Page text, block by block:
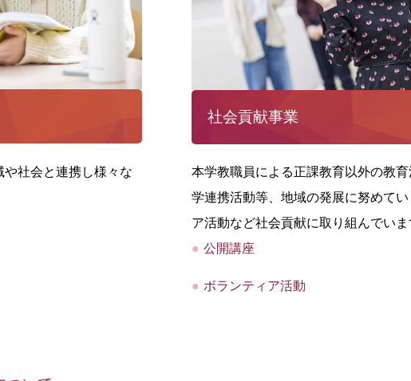
社会と連携し様々な
社会貢献事業
本学教職員による正課教育以外の教
学連携活動等、地域の発展に努めて
ア活動など社会貢献に取り組んでいま
公開講座
ボランティア活動